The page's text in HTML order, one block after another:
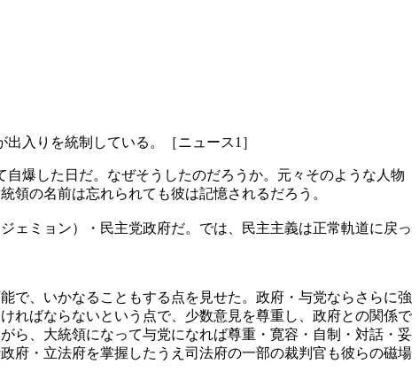
入りを統制している。［ニュース1］
爆した日だ。なぜそうしたのだろうか。元々そのような人物
領の名前は忘れられても彼は記憶されるだろう。
ェミョン）・民主党政府だ。では、民主主義は正常軌道に戻っ
で、いかなることもする点を見せた。政府・与党ならさらに強
ればならないという点で、少数意見を尊重し、政府との関係で
ら、大統領になって与党になれば尊重・寛容・自制・対話・妥
府・立法府を掌握したうえ司法府の一部の裁判官も彼らの磁場